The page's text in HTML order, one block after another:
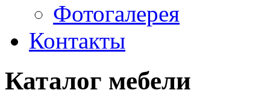
Фотогалерея
Контакты
Каталог мебели